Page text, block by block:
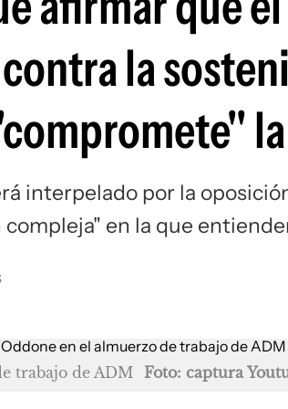
la
interpelado por la
en la que
trabajo de ADM Foto: captura